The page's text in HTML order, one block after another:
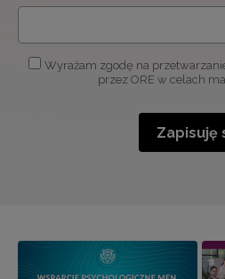
Wyrażam zgodę na
przez ORE w celach
Zapisuję